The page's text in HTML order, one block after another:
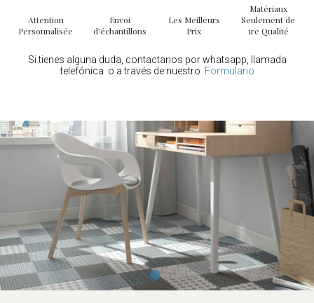
Attention
Personnalisée
Envoi
d’échantillons
Les Meilleurs
Prix
Matériaux
Seulement de
1re Qualité
Si tienes alguna duda, contactanos por whatsapp, llamada
telefónica o a través de nuestro Formulario